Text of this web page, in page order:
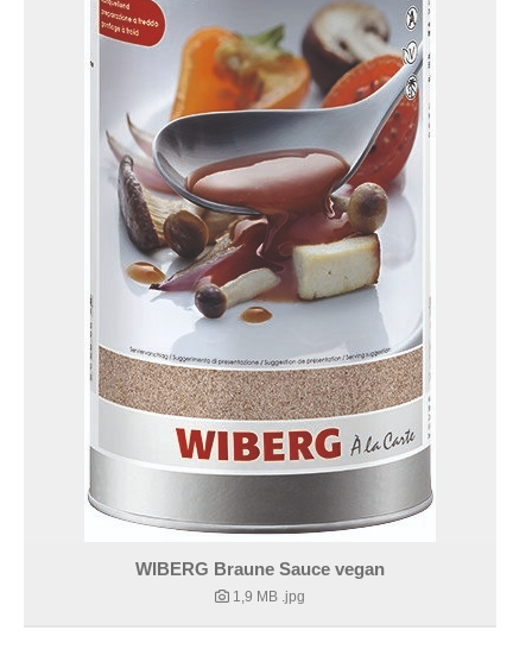
WIBERG Braune Sauce vegan
1,9 MB .jpg